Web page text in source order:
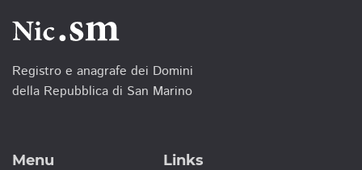
Registro e anagrafe dei Domini
della Repubblica di San Marino
Menu Links